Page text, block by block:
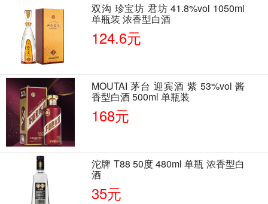
双沟 珍宝坊 君坊 41.8%vol 1050ml
单瓶装 浓香型白酒
124.6元
MOUTAI 茅台 迎宾酒 紫 53%vol 酱
香型白酒 500ml 单瓶装
168元
沱牌 T88 50度 480ml 单瓶 浓香型白
酒
35元